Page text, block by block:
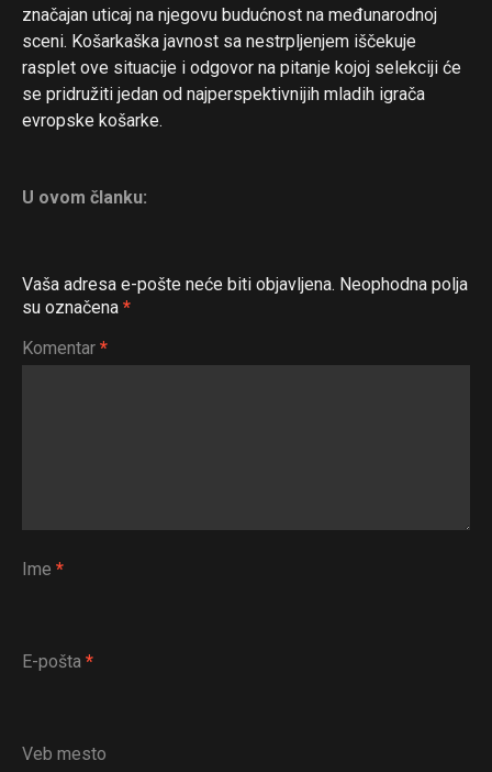
značajan uticaj na njegovu budućnost na međunarodnoj
sceni. Košarkaška javnost sa nestrpljenjem iščekuje
rasplet ove situacije i odgovor na pitanje kojoj selekciji će
se pridružiti jedan od najperspektivnijih mladih igrača
evropske košarke.
U ovom članku:
Vaša adresa e-pošte neće biti objavljena. Neophodna polja
su označena *
Komentar *
Ime *
E-pošta *
Veb mesto